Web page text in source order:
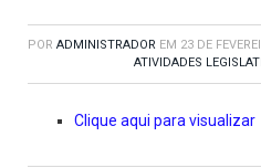
POR ADMINISTRADOR EM 23 DE
ATIVIDADES
Clique aqui para visualizar